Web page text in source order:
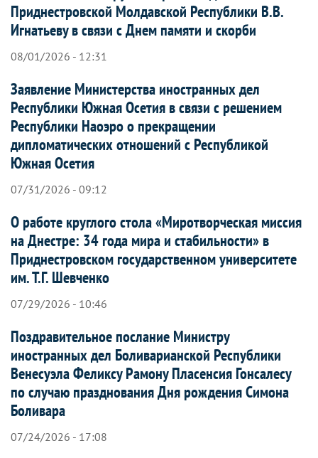
Приднестровской Молдавской Республики В.В.
Игнатьеву в связи с Днем памяти и скорби
08/01/2026 - 12:31
Заявление Министерства иностранных дел
Республики Южная Осетия в связи с решением
Республики Наоэро о прекращении
дипломатических отношений с Республикой
Южная Осетия
07/31/2026 - 09:12
О работе круглого стола «Миротворческая миссия
на Днестре: 34 года мира и стабильности» в
Приднестровском государственном университете
им. Т.Г. Шевченко
07/29/2026 - 10:46
Поздравительное послание Министру
иностранных дел Боливарианской Республики
Венесуэла Феликсу Рамону Пласенсия Гонсалесу
по случаю празднования Дня рождения Симона
Боливара
07/24/2026 - 17:08